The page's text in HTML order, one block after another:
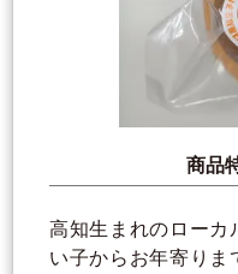
商品
高知生まれのローカ
い子からお年寄りま